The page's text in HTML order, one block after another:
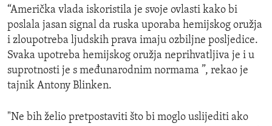
“Američka vlada iskoristila je svoje ovlasti kako bi
poslala jasan signal da ruska uporaba hemijskog oružja
i zloupotreba ljudskih prava imaju ozbiljne posljedice.
Svaka upotreba hemijskog oružja neprihvatljiva je i u
suprotnosti je s međunarodnim normama ”, rekao je
tajnik Antony Blinken.
"Ne bih želio pretpostaviti što bi moglo uslijediti ako